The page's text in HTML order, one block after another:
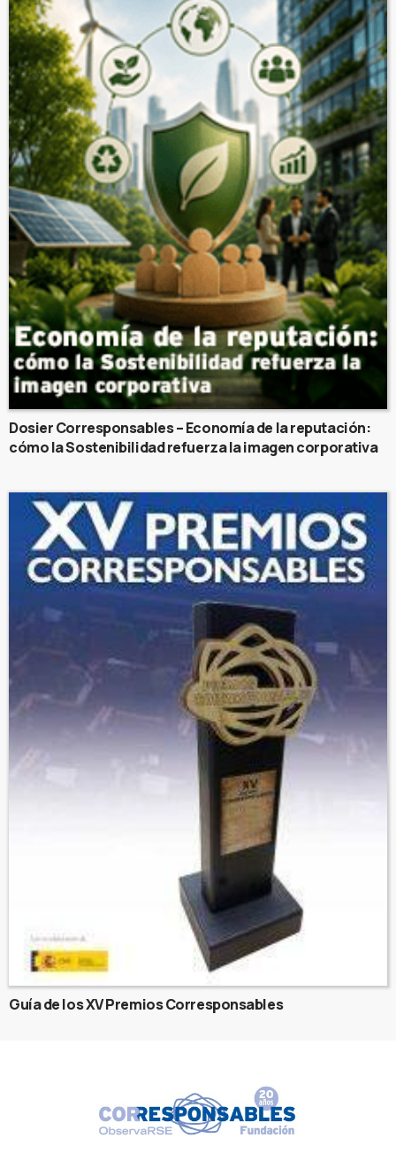
Dosier Corresponsables – Economía de la reputación:
cómo la Sostenibilidad refuerza la imagen corporativa
Guía de los XV Premios Corresponsables